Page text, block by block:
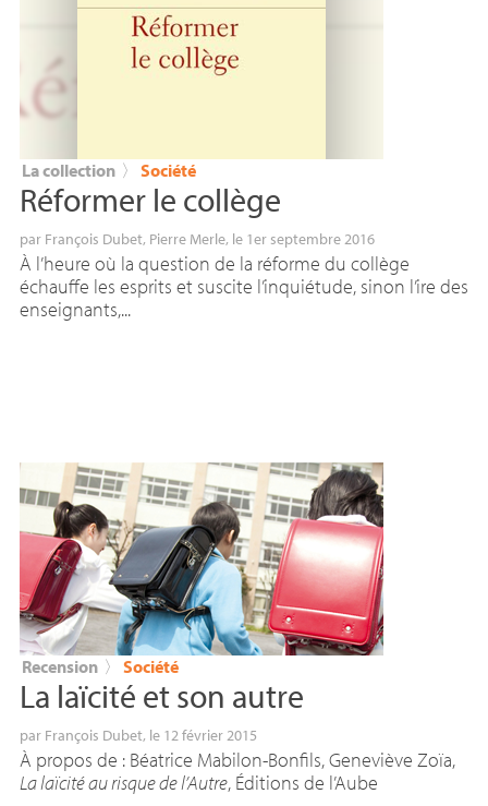
La collection 〉 Société
Réformer le collège
par François Dubet, Pierre Merle, le 1er septembre 2016
À l’heure où la question de la réforme du collège
échauffe les esprits et suscite l’inquiétude, sinon l’ire des
enseignants,...
Recension 〉 Société
La laïcité et son autre
par François Dubet, le 12 février 2015
À propos de : Béatrice Mabilon-Bonfils, Geneviève Zoïa,
La laïcité au risque de l’Autre, Éditions de l’Aube